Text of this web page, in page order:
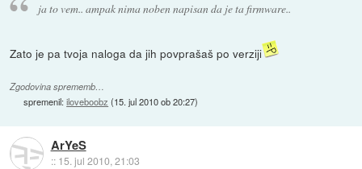
ja to vem.. ampak nima noben napisan da je ta firmware..
Zato je pa tvoja naloga da jih povprašaš po verziji
Zgodovina sprememb…
spremenil:iloveboobz (15. jul 2010 ob 20:27)
ArYeS
:: 15. jul 2010, 21:03